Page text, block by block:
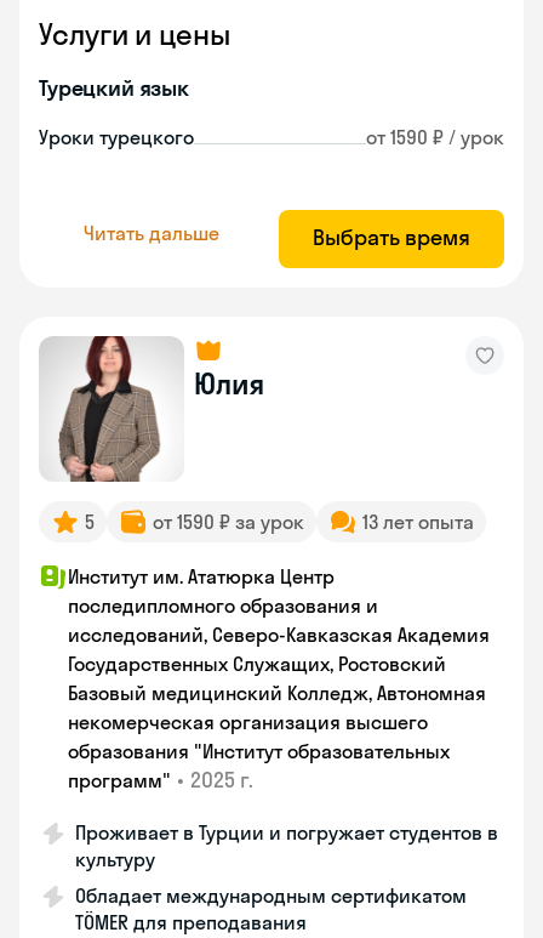
Услуги и цены
Турецкий язык
Уроки турецкого от 1590 ₽ / урок
Читать дальше Выбрать время
Юлия
5 от 1590 ₽ за урок 13 лет опыта
Институт им. Ататюрка Центр
последипломного образования и
исследований, Северо-Кавказская Академия
Государственных Служащих, Ростовский
Базовый медицинский Колледж, Автономная
некомерческая организация высшего
образования "Институт образовательных
программ" • 2025 г.
Проживает в Турции и погружает студентов в
культуру
Обладает международным сертификатом
TÖMER для преподавания